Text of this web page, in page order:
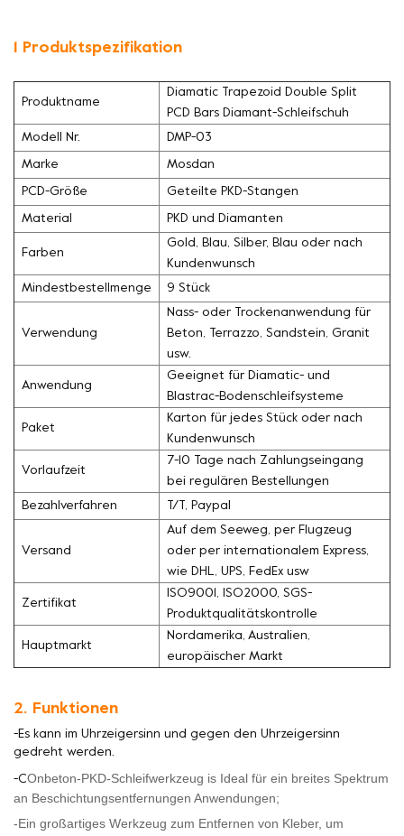
1 Produktspezifikation
Produktname
Diamatic Trapezoid Double Split
PCD Bars Diamant-Schleifschuh
Modell Nr. DMP-03
Marke Mosdan
PCD-Größe Geteilte PKD-Stangen
Material PKD und Diamanten
Farben
Gold, Blau, Silber, Blau oder nach
Kundenwunsch
Mindestbestellmenge 9 Stück
Verwendung
Nass- oder Trockenanwendung für
Beton, Terrazzo, Sandstein, Granit
usw.
Anwendung
Geeignet für Diamatic- und
Blastrac-Bodenschleifsysteme
Paket
Karton für jedes Stück oder nach
Kundenwunsch
Vorlaufzeit
7-10 Tage nach Zahlungseingang
bei regulären Bestellungen
Bezahlverfahren T/T, Paypal
Versand
Auf dem Seeweg, per Flugzeug
oder per internationalem Express,
wie DHL, UPS, FedEx usw
Zertifikat
ISO9001, ISO2000, SGS-
Produktqualitätskontrolle
Hauptmarkt
Nordamerika, Australien,
europäischer Markt
2. Funktionen
-Es kann im Uhrzeigersinn und gegen den Uhrzeigersinn
gedreht werden.
-COnbeton-PKD-Schleifwerkzeug is Ideal für ein breites Spektrum
an Beschichtungsentfernungen Anwendungen;
-Ein großartiges Werkzeug zum Entfernen von Kleber, um